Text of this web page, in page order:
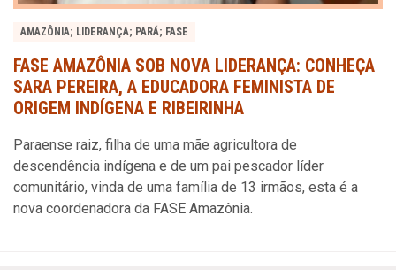
AMAZÔNIA; LIDERANÇA; PARÁ; FASE
FASE AMAZÔNIA SOB NOVA LIDERANÇA: CONHEÇA
SARA PEREIRA, A EDUCADORA FEMINISTA DE
ORIGEM INDÍGENA E RIBEIRINHA
Paraense raiz, filha de uma mãe agricultora de
descendência indígena e de um pai pescador líder
comunitário, vinda de uma família de 13 irmãos, esta é a
nova coordenadora da FASE Amazônia.